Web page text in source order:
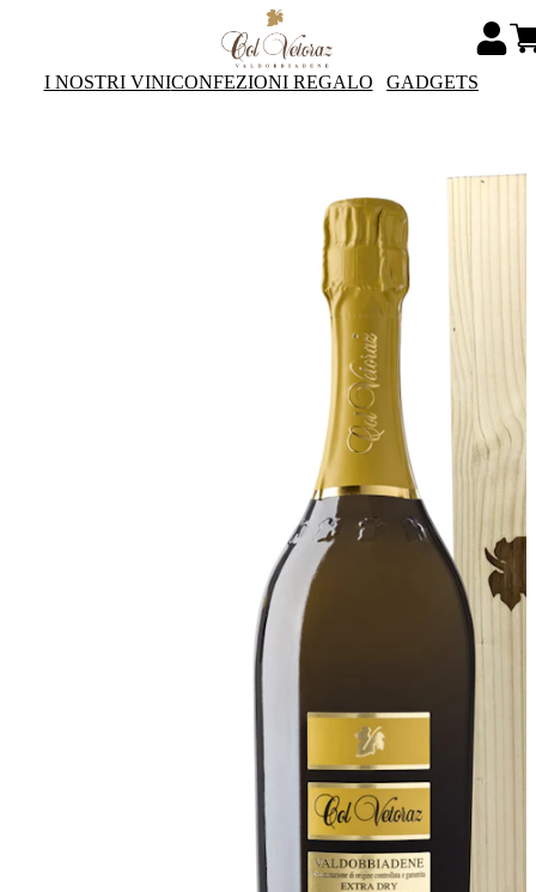
I NOSTRI VINICONFEZIONI REGALO GADGETS